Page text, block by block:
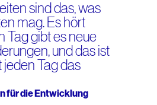
sind das, was
mag. Es hört
Tag gibt es neue
und das ist
jeden Tag das
für die Entwicklung